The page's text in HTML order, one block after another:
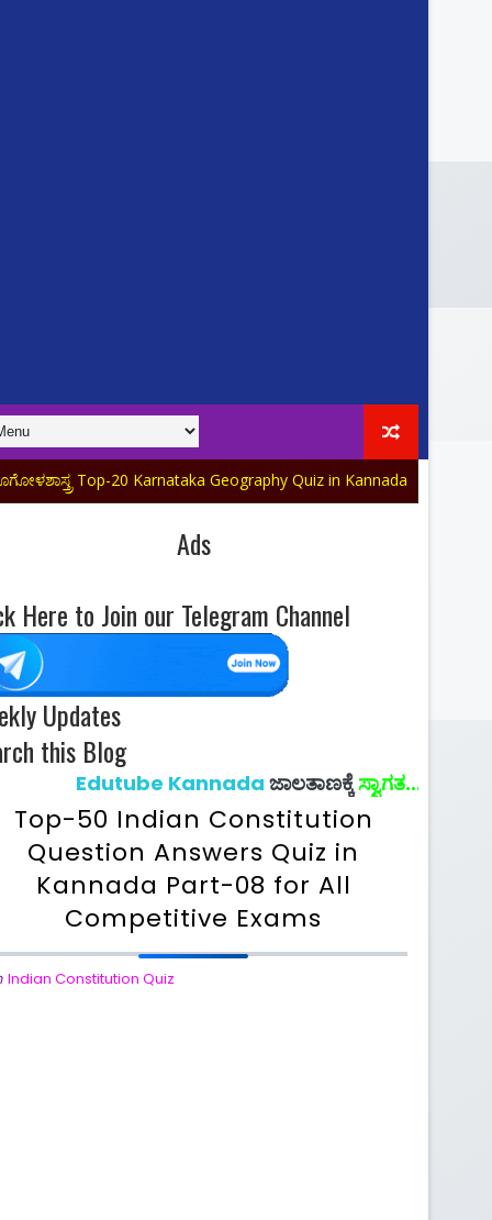
20 Karnataka Geography Quiz in Kannada Part-03 (ಇಂದಿನ
Ads
Here to Join our Telegram Channel
Updates
this Blog
Kannadaಜಾಲತಾಣಕ್ಕೆಸ್ವಾಗತ…!!ಉದ್ಯೋಗಗಳ ಮಾಹಿತಿ
Top-50 Indian Constitution
Question Answers Quiz in
Kannada Part-08 for All
Competitive Exams
Indian Constitution Quiz